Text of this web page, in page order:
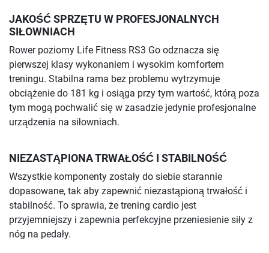
JAKOŚĆ SPRZĘTU W PROFESJONALNYCH
SIŁOWNIACH
Rower poziomy Life Fitness RS3 Go odznacza się
pierwszej klasy wykonaniem i wysokim komfortem
treningu. Stabilna rama bez problemu wytrzymuje
obciążenie do 181 kg i osiąga przy tym wartość, którą poza
tym mogą pochwalić się w zasadzie jedynie profesjonalne
urządzenia na siłowniach.
NIEZASTĄPIONA TRWAŁOŚĆ I STABILNOŚĆ
Wszystkie komponenty zostały do siebie starannie
dopasowane, tak aby zapewnić niezastąpioną trwałość i
stabilność. To sprawia, że trening cardio jest
przyjemniejszy i zapewnia perfekcyjne przeniesienie siły z
nóg na pedały.